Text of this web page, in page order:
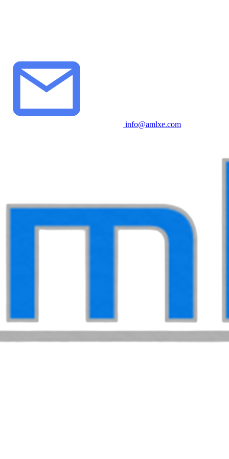
info@amlxe.com